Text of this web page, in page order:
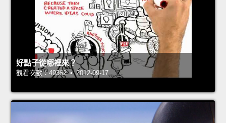
好點子從哪裡來？
觀看次數：49362 • 2012-09-17